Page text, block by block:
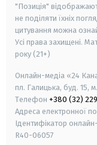
"Позиція"
не поділяти їхніх
цитування можна
Усі права захищені.
року (21+)
Онлайн-медіа «24
пл. Галицька, буд. 15,
Телефон +380 (32)
Адреса електронної
Ідентифікатор
R40-06057